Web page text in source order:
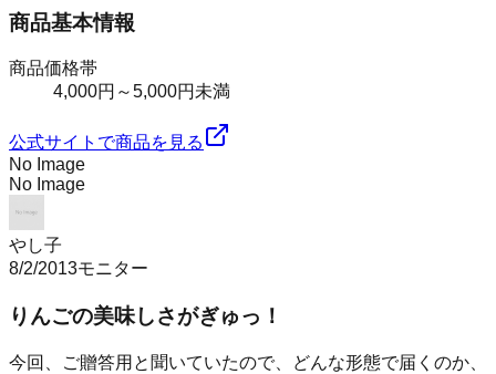
商品基本情報
商品価格帯
4,000円～5,000円未満
公式サイトで商品を見る
No Image
No Image
やし子
8/2/2013モニター
りんごの美味しさがぎゅっ！
今回、ご贈答用と聞いていたので、どんな形態で届くのか、